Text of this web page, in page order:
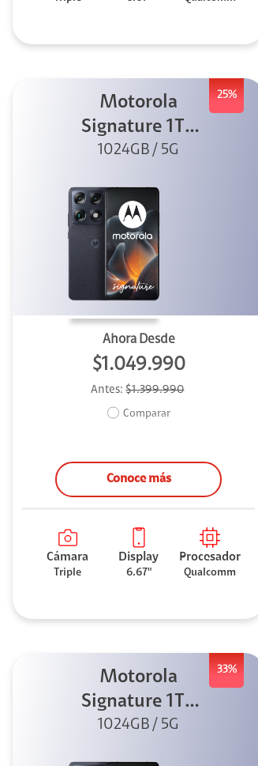
25%
Motorola
Signature 1TB
Negro
1024GB / 5G
Ahora Desde
$1.049.990
Antes:$1.399.990
Comparar
Conoce más
Cámara
Triple
Display
6.67"
Procesador
Qualcomm
33%
Motorola
Signature 1TB
Negro
1024GB / 5G